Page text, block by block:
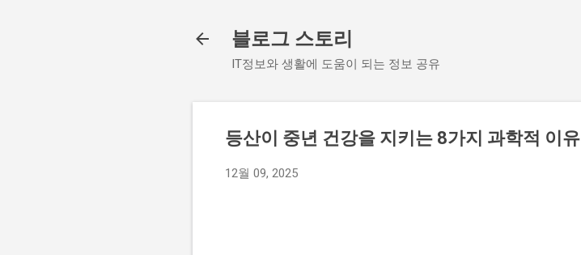
블로그 스토리
IT정보와 생활에 도움이 되는 정보 공유
등산이 중년 건강을 지키는 8가지 과학적 이유
12월 09, 2025